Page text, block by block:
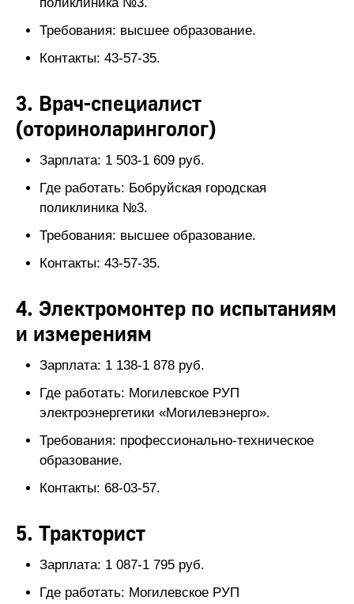
Требования: высшее образование.
Контакты: 43-57-35.
3. Врач-специалист
(оториноларинголог)
Зарплата: 1 503-1 609 руб.
Где работать: Бобруйская городская
поликлиника №3.
Требования: высшее образование.
Контакты: 43-57-35.
4. Электромонтер по испытаниям
и измерениям
Зарплата: 1 138-1 878 руб.
Где работать: Могилевское РУП
электроэнергетики «Могилевэнерго».
Требования: профессионально-техническое
образование.
Контакты: 68-03-57.
5. Тракторист
Зарплата: 1 087-1 795 руб.
Где работать: Могилевское РУП